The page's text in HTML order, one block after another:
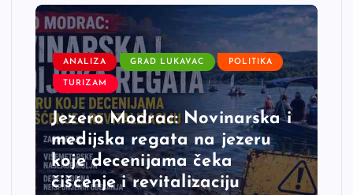
ANALIZA GRAD LUKAVAC POLITIKA
TURIZAM
Jezero Modrac: Novinarska i
medijska regata na jezeru
koje decenijama čeka
čišćenje i revitalizaciju